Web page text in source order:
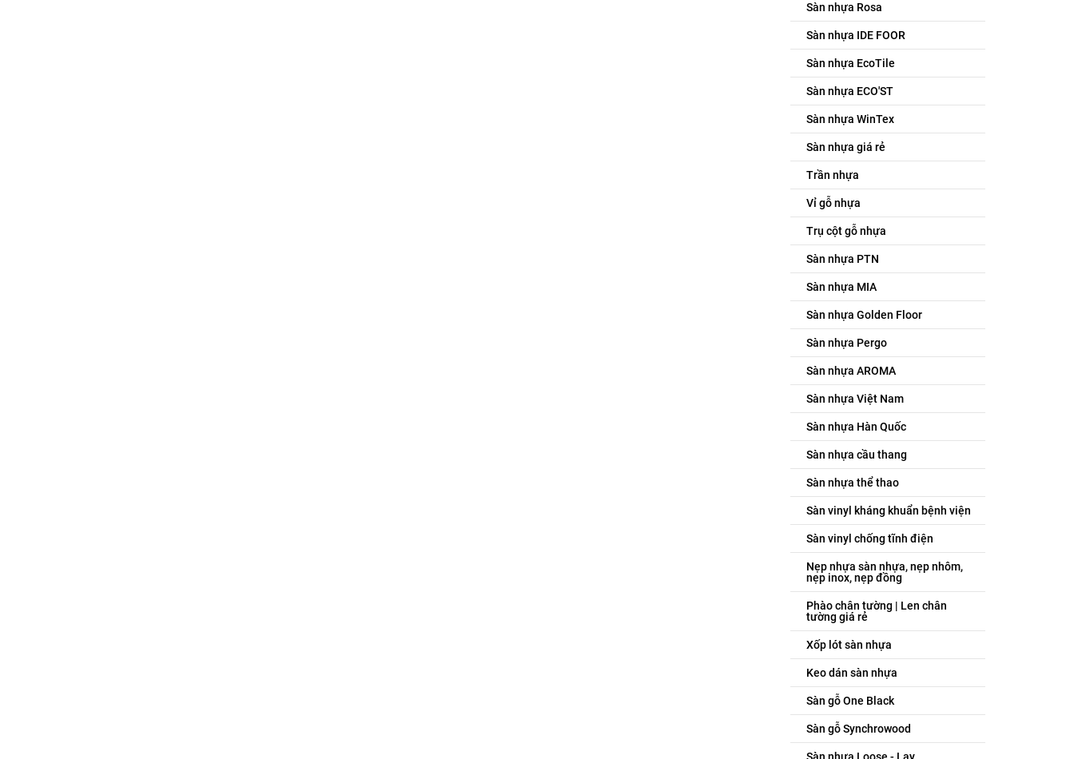
Sàn nhựa Rosa
Sàn nhựa IDE FOOR
Sàn nhựa EcoTile
Sàn nhựa ECO'ST
Sàn nhựa WinTex
Sàn nhựa giá rẻ
Trần nhựa
Vỉ gỗ nhựa
Trụ cột gỗ nhựa
Sàn nhựa PTN
Sàn nhựa MIA
Sàn nhựa Golden Floor
Sàn nhựa Pergo
Sàn nhựa AROMA
Sàn nhựa Việt Nam
Sàn nhựa Hàn Quốc
Sàn nhựa cầu thang
Sàn nhựa thể thao
Sàn vinyl kháng khuẩn bệnh viện
Sàn vinyl chống tĩnh điện
Nẹp nhựa sàn nhựa, nẹp nhôm,
nẹp inox, nẹp đồng
Phào chân tường | Len chân
tường giá rẻ
Xốp lót sàn nhựa
Keo dán sàn nhựa
Sàn gỗ One Black
Sàn gỗ Synchrowood